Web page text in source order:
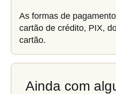
As formas de
cartão de crédito, PIX,
cartão.
Ainda com